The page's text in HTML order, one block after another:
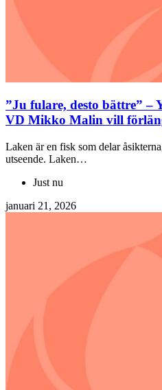
”Ju fulare, desto bättre” –
VD Mikko Malin vill
Laken är en fisk som delar
utseende. Laken…
Just nu
januari 21, 2026